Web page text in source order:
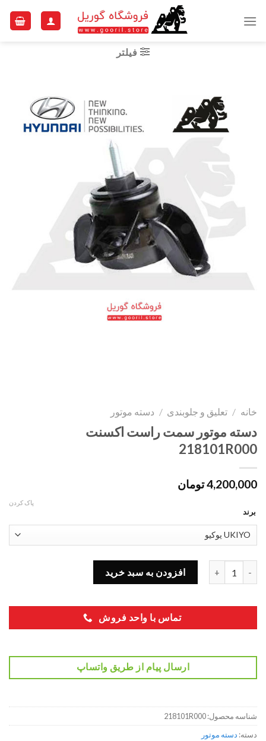
فیلتر
خانه / تعلیق و جلوبندی / دسته موتور
دسته موتور سمت راست اکسنت
218101R000
4,200,000تومان
برند
پاک کردن
دسته موتور سمت راست اکسنت 218101R000 عددافزودن به سبد خرید
تماس با واحد فروش
ارسال پیام از طریق واتساپ
شناسه محصول:218101R000
دسته: دسته موتور